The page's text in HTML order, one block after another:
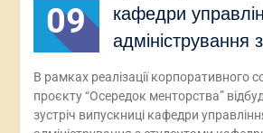
09
кафедри
адміністрування
В рамках реалізації корпоративного
проєкту “Осередок менторства”
зустріч випускниці кафедри